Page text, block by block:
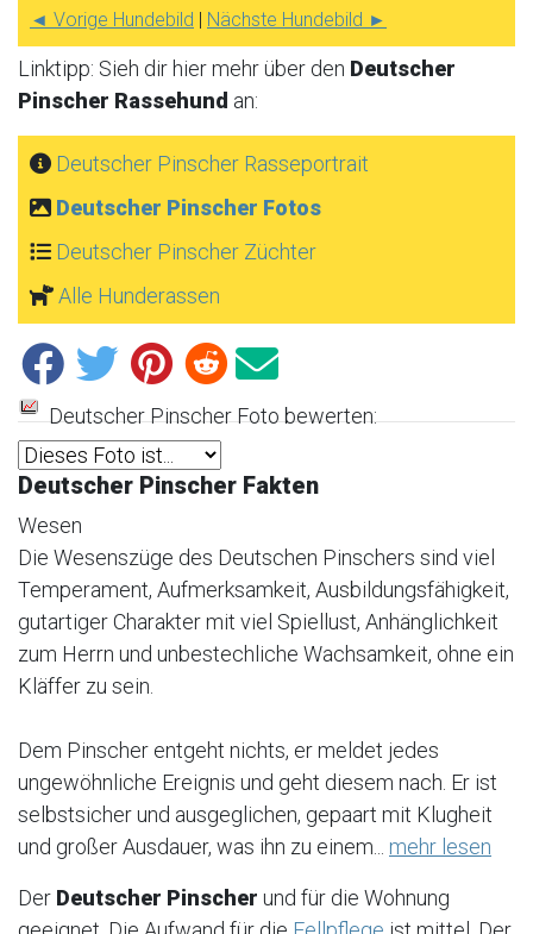
◄ Vorige Hundebild | Nächste Hundebild ►
Linktipp: Sieh dir hier mehr über den Deutscher
Pinscher Rassehund an:
Deutscher Pinscher Rasseportrait
Deutscher Pinscher Fotos
Deutscher Pinscher Züchter
Alle Hunderassen
Deutscher Pinscher Foto bewerten:
Deutscher Pinscher Fakten
Wesen
Die Wesenszüge des Deutschen Pinschers sind viel
Temperament, Aufmerksamkeit, Ausbildungsfähigkeit,
gutartiger Charakter mit viel Spiellust, Anhänglichkeit
zum Herrn und unbestechliche Wachsamkeit, ohne ein
Kläffer zu sein.
Dem Pinscher entgeht nichts, er meldet jedes
ungewöhnliche Ereignis und geht diesem nach. Er ist
selbstsicher und ausgeglichen, gepaart mit Klugheit
und großer Ausdauer, was ihn zu einem... mehr lesen
Der Deutscher Pinscher und für die Wohnung